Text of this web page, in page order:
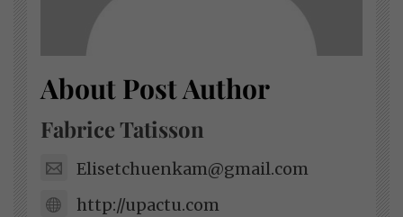
About Post Author
Fabrice Tatisson
Elisetchuenkam@gmail.com
http://upactu.com